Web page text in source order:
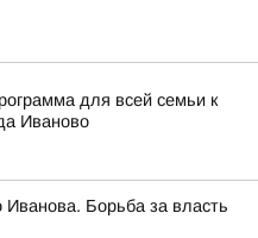
для всей семьи к
Иваново
Иванова. Борьба за власть